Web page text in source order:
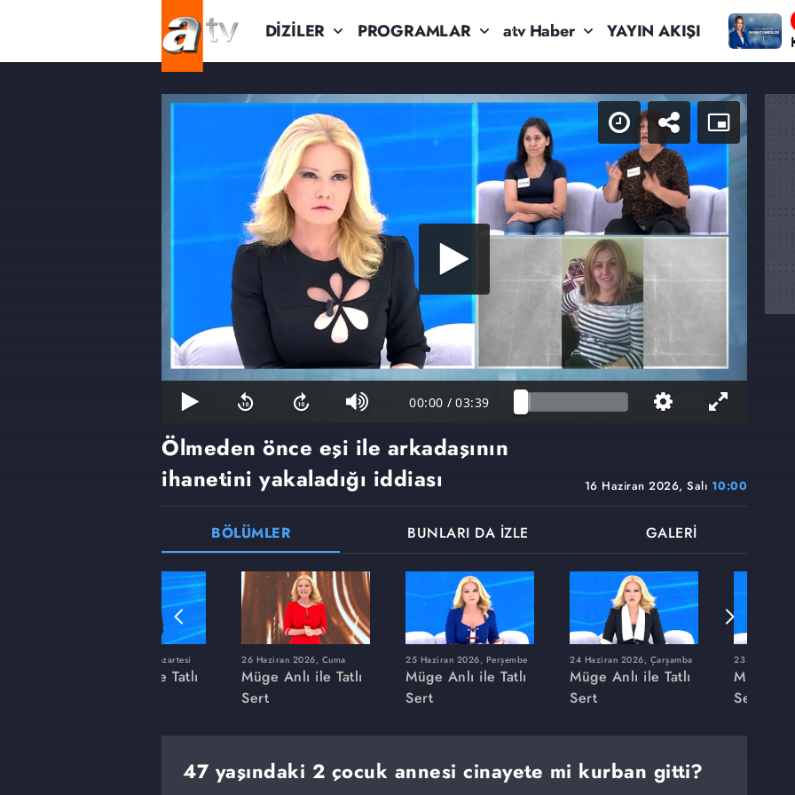
DİZİLER PROGRAMLAR atv Haber YAYIN AKIŞI
00:00 / 03:39
16 Haziran 2026, Salı 10:00
Ölmeden önce eşi ile arkadaşının
ihanetini yakaladığı iddiası
BÖLÜMLER BUNLARI DA İZLE GALERİ
8 Haziran 2026, Pazartesi
Müge Anlı ile Tatlı
26 Haziran 2026, Cuma
Müge Anlı ile Tatlı
Sert
25 Haziran 2026, Perşembe
Müge Anlı ile Tatlı
Sert
24 Haziran 2026, Çarşamba
Müge Anlı ile Tatlı
Sert
23 Haziran
Müge
Sert
47 yaşındaki 2 çocuk annesi cinayete mi kurban gitti?